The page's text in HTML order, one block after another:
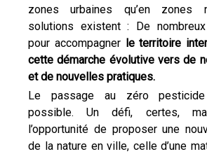
zones urbaines qu’en zones
solutions existent : De
pour accompagner le territoire
cette démarche évolutive vers de
et de nouvelles pratiques.
Le passage au zéro
possible. Un défi, certes,
l’opportunité de proposer une
de la nature en ville, celle d’une